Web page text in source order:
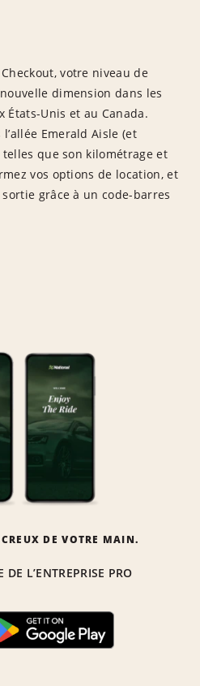
votre niveau de
dimension dans les
États-Unis et au Canada.
Emerald Aisle (et
que son kilométrage et
vos options de location, et
grâce à un code-barres
DE VOTRE MAIN.
DE L’ENTREPRISE PRO